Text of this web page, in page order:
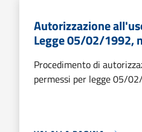
Autorizzazione
Legge 05/02/1992,
Procedimento di
permessi per legge 05/